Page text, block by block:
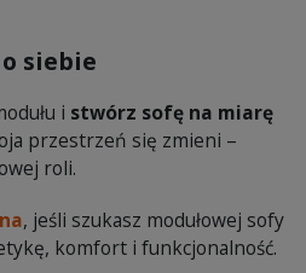
siebie
i stwórz sofę na miarę
przestrzeń się zmieni –
roli.
, jeśli szukasz modułowej sofy
komfort i funkcjonalność.